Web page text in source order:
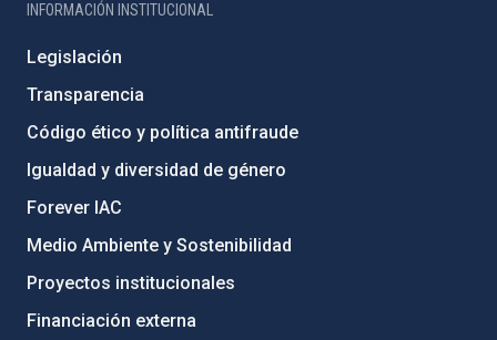
INFORMACIÓN INSTITUCIONAL
Legislación
Transparencia
Código ético y política antifraude
Igualdad y diversidad de género
Forever IAC
Medio Ambiente y Sostenibilidad
Proyectos institucionales
Financiación externa